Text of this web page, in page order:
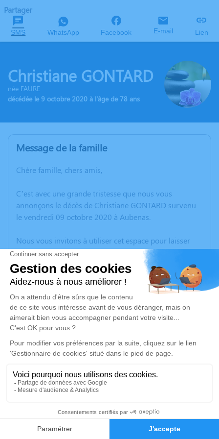
Faire-part Hommages
Partager
SMS WhatsApp Facebook E-mail Lien
Christiane GONTARD
née FAURE
décédée le 9 octobre 2020 à l'âge de 78 ans
Message de la famille
Chère famille, chers amis,
C’est avec une grande tristesse que nous vous
annonçons le décès de Christiane GONTARD survenu
le vendredi 09 octobre 2020 à Aubenas.
Nous vous invitons à utiliser cet espace pour laisser
vos condoléances, partager des photos souvenirs, une
anecdote ou exprimer vos pensées à travers des
poèmes ou des textes. Cet endroit est un lieu
d'expression dédié à honorer la mémoire de Christiane
GONTARD.
Un service de plantation d’arbre hommage est
disponible ici.
Je rends hommage
Cérémonie religieuse
Eglise de Labeaume
le village